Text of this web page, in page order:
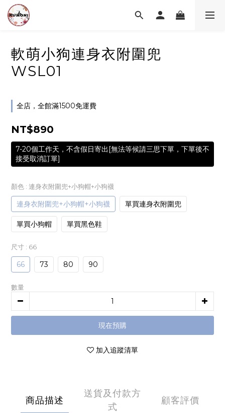
軟萌小狗連身衣附圍兜
WSL01
全店，全館滿1500免運費
NT$890
7-20個工作天，不含假日寄出[無法等候請三思下單，下單後不
接受取消訂單]
顏色 : 連身衣附圍兜+小狗帽+小狗襪
連身衣附圍兜+小狗帽+小狗襪 單買連身衣附圍兜
單買小狗帽 單買黑色鞋
尺寸 : 66
66 73 80 90
數量
現在預購
加入追蹤清單
商品描述
送貨及付款方
式
顧客評價